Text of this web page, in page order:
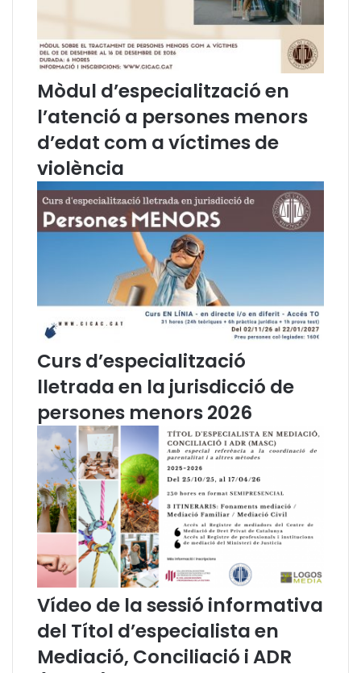
v
a
t
a
p
a
p
e
r
d
i
c
r
e
l
s
e
r
v
e
i
a
m
u
i
c
r
C
a
à
.
L
b
r
e
V
I
.
O
b
g
a
c
i
o
n
s
i
c
o
n
r
a
c
e
s
Mòdul d’especialització en
l’atenció a persones menors
d’edat com a víctimes de
violència
Curs d’especialització
lletrada en la jurisdicció de
persones menors 2026
Vídeo de la sessió informativa
del Títol d’especialista en
Mediació, Conciliació i ADR